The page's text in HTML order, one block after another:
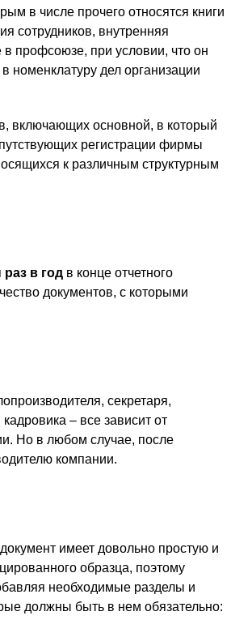
в числе прочего относятся книги
сотрудников, внутренняя
профсоюзе, при условии, что он
номенклатуру дел организации
включающих основной, в который
регистрации фирмы
к различным структурным
раз в год в конце отчетного
документов, с которыми
секретаря,
– все зависит от
Но в любом случае, после
компании.
имеет довольно простую и
образца, поэтому
необходимые разделы и
должны быть в нем обязательно: